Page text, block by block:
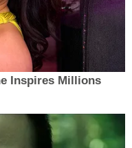
Inspires Millions